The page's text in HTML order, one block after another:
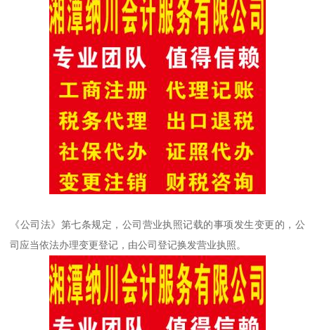
《公司法》第七条规定，公司营业执照记载的事项发生变更的，公
司应当依法办理变更登记，由公司登记换发营业执照。